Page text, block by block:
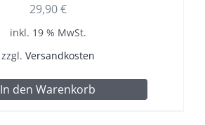
29,90€
inkl. 19 % MwSt.
zzgl. Versandkosten
In den Warenkorb